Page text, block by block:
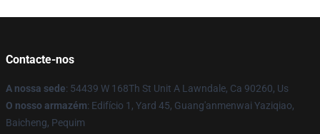
Contacte-nos
A nossa sede: 54439 W 168Th St Unit A Lawndale, Ca 90260, Us
O nosso armazém: Edifício 1, Yard 45, Guang'anmenwai Yaziqiao,
Baicheng, Pequim